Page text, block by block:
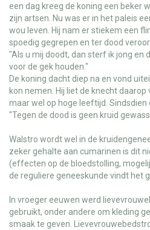
een dag kreeg de koning een beker
zijn artsen. Nu was er in het paleis
wou leven. Hij nam er stiekem een
spoedig gegrepen en ter dood
"Als u mij doodt, dan sterf ik jong en
voor de gek houden."
De koning dacht diep na en vond
kon nemen. Hij liet de knecht daarop
maar wel op hoge leeftijd.
"Tegen de dood is geen kruid
Walstro wordt wel in de
zeker gehalte aan cumarinen is dit
(effecten op de bloedstolling,
de reguliere geneeskunde vindt het
In vroeger eeuwen werd
gebruikt, onder andere om kleding
smaak te geven.